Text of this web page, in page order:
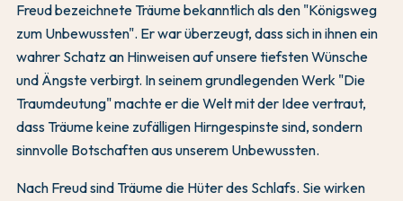
Freud bezeichnete Träume bekanntlich als den "Königsweg
zum Unbewussten". Er war überzeugt, dass sich in ihnen ein
wahrer Schatz an Hinweisen auf unsere tiefsten Wünsche
und Ängste verbirgt. In seinem grundlegenden Werk "Die
Traumdeutung" machte er die Welt mit der Idee vertraut,
dass Träume keine zufälligen Hirngespinste sind, sondern
sinnvolle Botschaften aus unserem Unbewussten.
Nach Freud sind Träume die Hüter des Schlafs. Sie wirken